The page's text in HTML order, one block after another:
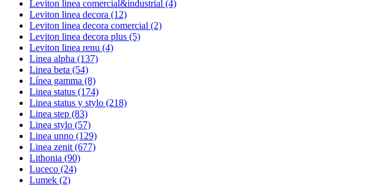
Leviton linea comercial&industrial (4)
Leviton linea decora (12)
Leviton linea decora comercial (2)
Leviton linea decora plus (5)
Leviton linea renu (4)
Linea alpha (137)
Linea beta (54)
Línea gamma (8)
Linea status (174)
Linea status y stylo (218)
Linea step (83)
Linea stylo (57)
Linea unno (129)
Linea zenit (677)
Lithonia (90)
Luceco (24)
Lumek (2)